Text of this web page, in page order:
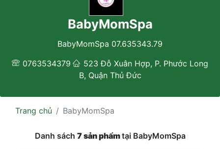
BabyMomSpa
BabyMomSpa 07.635343.79
0763534379
523 Đỗ Xuân Hợp, P. Phước Long
B, Quận Thủ Đức
Trang chủ BabyMomSpa
Danh sách 7 sản phẩmtại BabyMomSpa